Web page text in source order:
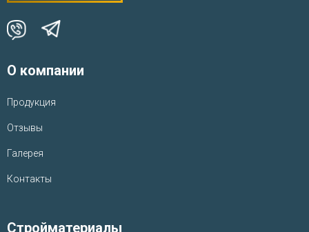
О компании
Продукция
Отзывы
Галерея
Контакты
Стройматериалы